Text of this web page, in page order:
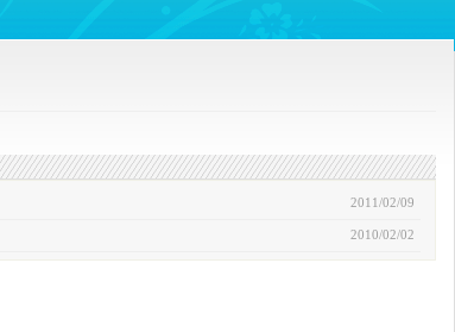
2011/02/09
2010/02/02